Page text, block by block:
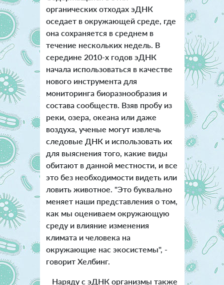
органических отходах эДНК
оседает в окружающей среде, где
она сохраняется в среднем в
течение нескольких недель. В
середине 2010-х годов эДНК
начала использоваться в качестве
нового инструмента для
мониторинга биоразнообразия и
состава сообществ. Взяв пробу из
реки, озера, океана или даже
воздуха, ученые могут извлечь
следовые ДНК и использовать их
для выяснения того, какие виды
обитают в данной местности, и все
это без необходимости видеть или
ловить животное. "Это буквально
меняет наши представления о том,
как мы оцениваем окружающую
среду и влияние изменения
климата и человека на
окружающие нас экосистемы", -
говорит Хелбинг.
Наряду с эДНК организмы также